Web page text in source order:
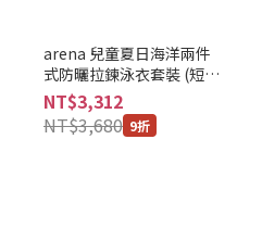
arena 兒童夏日海洋兩件
式防曬拉鍊泳衣套裝 (短袖
上衣+平口泳褲)
(FW6402J)
NT$3,312
NT$3,680 9折